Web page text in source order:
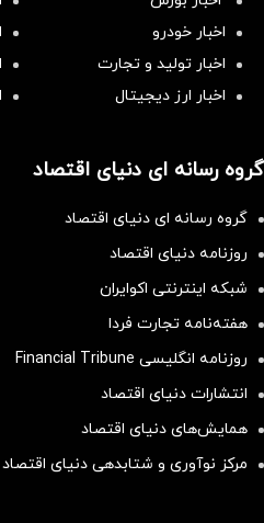
اخبار خودرو
اخبار تولید و تجارت
اخبار ارز دیجیتال
گروه رسانه ای دنیای اقتصاد
گروه رسانه ای دنیای اقتصاد
روزنامه دنیای اقتصاد
شبکه اینترنتی اکوایران
هفته‌نامه تجارت فردا
روزنامه انگلیسی Financial Tribune
انتشارات دنیای اقتصاد
همایش‌های دنیای اقتصاد
مرکز نوآوری و شتابدهی دنیای اقتصاد